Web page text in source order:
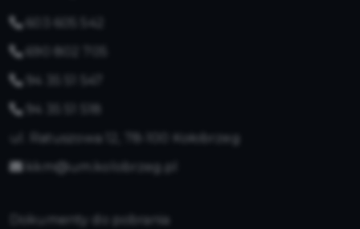
603 605 542
690 802 705
94 35 51 547
94 35 51 518
ul. Ratuszowa 12, 78-100 Kołobrzeg
Dokumenty do pobrania